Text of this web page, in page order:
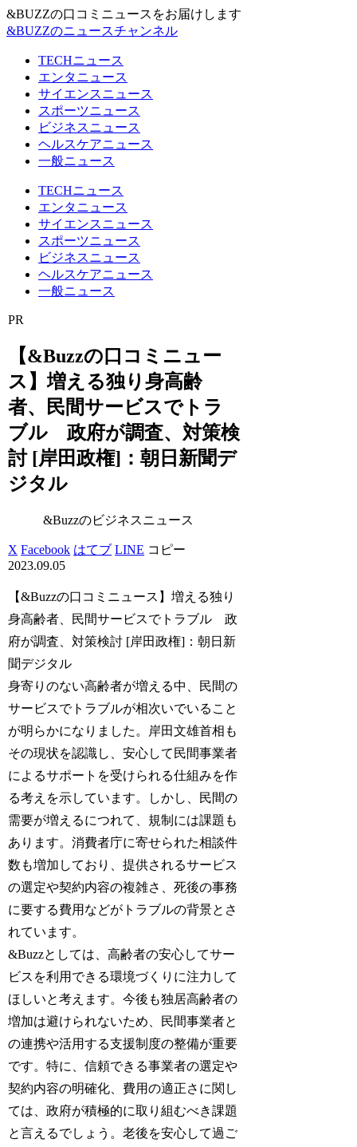
&BUZZの口コミニュースをお届けします
&BUZZのニュースチャンネル
TECHニュース
エンタニュース
サイエンスニュース
スポーツニュース
ビジネスニュース
ヘルスケアニュース
一般ニュース
TECHニュース
エンタニュース
サイエンスニュース
スポーツニュース
ビジネスニュース
ヘルスケアニュース
一般ニュース
PR
【&Buzzの口コミニュー
ス】増える独り身高齢
者、民間サービスでトラ
ブル 政府が調査、対策検
討 [岸田政権]：朝日新聞デ
ジタル
&Buzzのビジネスニュース
X Facebook はてブ LINE コピー
2023.09.05
【&Buzzの口コミニュース】増える独り
身高齢者、民間サービスでトラブル 政
府が調査、対策検討 [岸田政権]：朝日新
聞デジタル
身寄りのない高齢者が増える中、民間の
サービスでトラブルが相次いでいること
が明らかになりました。岸田文雄首相も
その現状を認識し、安心して民間事業者
によるサポートを受けられる仕組みを作
る考えを示しています。しかし、民間の
需要が増えるにつれて、規制には課題も
あります。消費者庁に寄せられた相談件
数も増加しており、提供されるサービス
の選定や契約内容の複雑さ、死後の事務
に要する費用などがトラブルの背景とさ
れています。
&Buzzとしては、高齢者の安心してサー
ビスを利用できる環境づくりに注力して
ほしいと考えます。今後も独居高齢者の
増加は避けられないため、民間事業者と
の連携や活用する支援制度の整備が重要
です。特に、信頼できる事業者の選定や
契約内容の明確化、費用の適正さに関し
ては、政府が積極的に取り組むべき課題
と言えるでしょう。老後を安心して過ご